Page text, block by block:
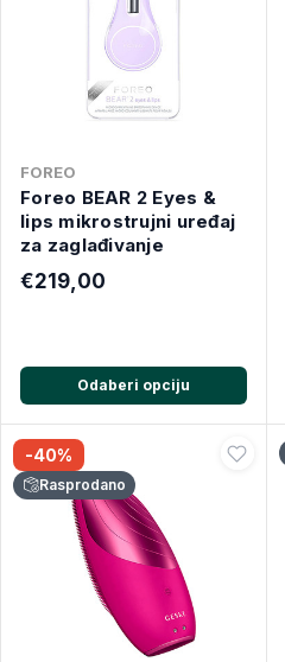
FOREO
Foreo BEAR 2 Eyes &
lips mikrostrujni uređaj
za zaglađivanje
€219,00
Odaberi opciju
-40%
Rasprodano